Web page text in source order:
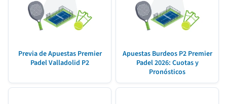
Previa de Apuestas Premier
Padel Valladolid P2
Apuestas Burdeos P2 Premier
Padel 2026: Cuotas y
Pronósticos